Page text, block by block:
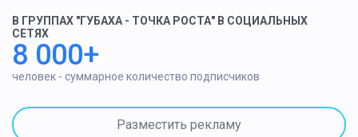
В ГРУППАХ "ГУБАХА - ТОЧКА РОСТА" В СОЦИАЛЬНЫХ
СЕТЯХ
8 000+
человек - суммарное количество подписчиков
Разместить рекламу